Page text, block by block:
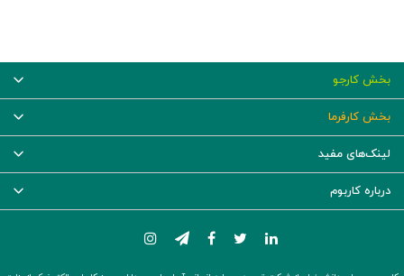
بخش کارجو
بخش کارفرما
لینک‌های مفید
درباره کاربوم